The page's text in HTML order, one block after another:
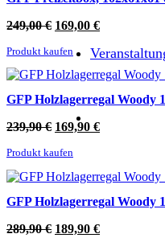
249,00€ Ursprünglicher
war:
249,00 €
169,00 €Aktueller
ist:
169,00 €.
Produkt kaufen
GFP Holzlagerregal Woody
239,90€ Ursprünglicher
war:
239,90 €
169,90 €Aktueller
169,90 €.
Produkt kaufen
GFP Holzlagerregal Woody
289,90€ Ursprünglicher
189,90 €Aktueller